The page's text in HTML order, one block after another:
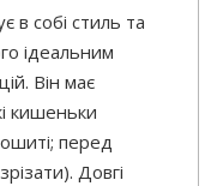
в собі стиль та
ідеальним
Він має
кишеньки
перед
Довгі